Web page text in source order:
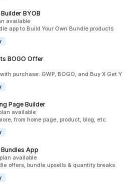
BYOB
available
app to Build Your Own Bundle products
BOGO Offer
purchase: GWP, BOGO, and Buy X Get Y
Page Builder
available
from home page, product, blog, etc.
App
available
offers, bundle upsells & quantity breaks